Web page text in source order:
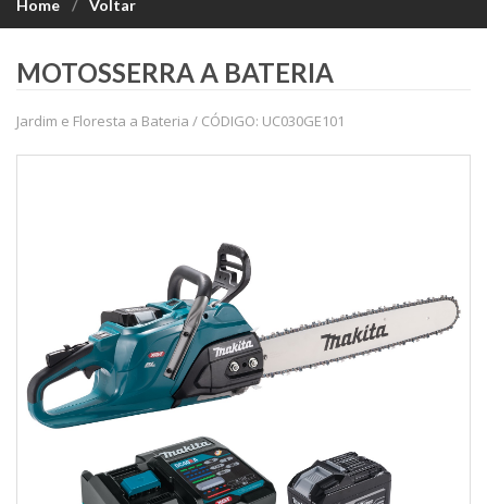
Home Voltar
MOTOSSERRA A BATERIA
Jardim e Floresta a Bateria / CÓDIGO: UC030GE101